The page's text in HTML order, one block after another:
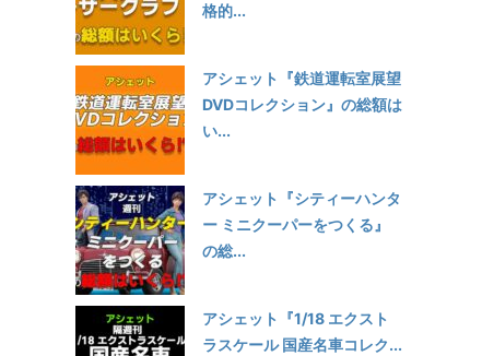
格的...
アシェット『鉄道運転室展望
DVDコレクション』の総額は
い...
アシェット『シティーハンタ
ー ミニクーパーをつくる』
の総...
アシェット『1/18 エクスト
ラスケール 国産名車コレク...